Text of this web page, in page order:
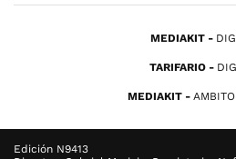
MEDIAKIT
TARIFARIO
MEDIAKIT
Edición N9413